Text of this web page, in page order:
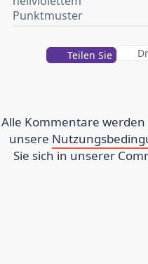
Teilen Sie
Alle Kommentare
unsere
Sie sich in unserer